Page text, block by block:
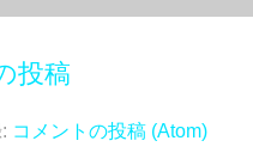
投稿
コメントの投稿 (Atom)